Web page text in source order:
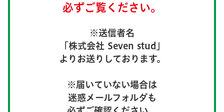
必ずご覧ください。
※送信者名
「株式会社 Seven stud 」
よりお送りしております。
※届いていない場合は
迷惑メールフォルダも